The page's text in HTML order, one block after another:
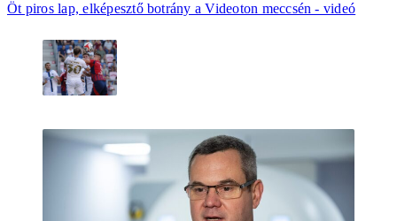
Öt piros lap, elképesztő botrány a Videoton meccsén - videó